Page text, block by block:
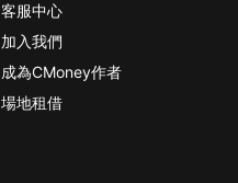
客服中心
加入我們
成為CMoney作者
場地租借